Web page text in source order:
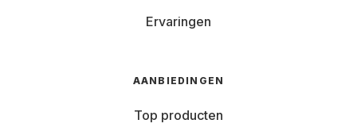
Ervaringen
AANBIEDINGEN
Top producten